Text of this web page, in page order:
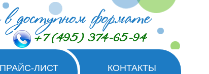
+7 (495) 374-65-94
ПРАЙС-ЛИСТ КОНТАКТЫ